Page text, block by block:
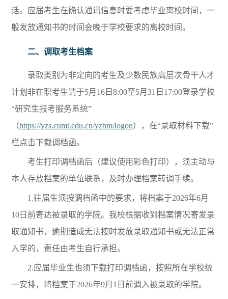
话。应届考生在确认通讯信息时要考虑毕业离校时间，一
般发放通知书的时间会晚于学校要求的离校时间。
二、调取考生档案
录取类别为非定向的考生及少数民族高层次骨干人才
计划非在职考生请于5月16日8:00至5月31日17:00登录学校
“研究生报考服务系统”
（https://yzs.cumt.edu.cn/yzbm/logon），在“录取材料下载”
栏点击下载调档函。
考生打印调档函后（建议使用彩色打印），须主动与
本人存放档案的单位联系，及时办理档案转调手续。
1.往届生须按调档函中的要求，将档案于2026年6月
10日前寄达被录取的学院。我校根据收到档案情况寄发录
取通知书，逾期造成无法按时发放录取通知书或无法正常
入学的，责任由考生自行承担。
2.应届毕业生也须下载打印调档函，按照所在学校统
一安排，将档案于2026年9月1日前调入被录取的学院。